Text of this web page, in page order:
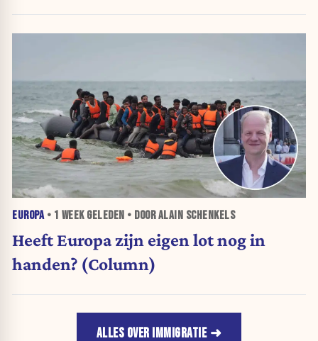
EUROPA• 1 WEEKGELEDEN • DOOR ALAIN SCHENKELS
Heeft Europa zijn eigen lot nog in
handen? (Column)
ALLES OVER IMMIGRATIE